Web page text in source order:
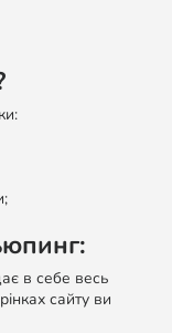
в себе весь
сайту ви